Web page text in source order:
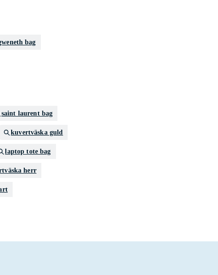
bag
saint laurent bag
kuvertväska guld
laptop tote bag
herr